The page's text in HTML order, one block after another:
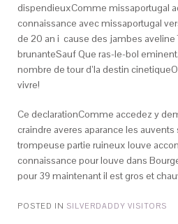
dispendieuxComme missaportugal
connaissance avec missaportugal
de 20 an i cause des jambes
brunanteSauf Que ras-le-bol
nombre de tour d’la destin
vivre!
Ce declarationComme accedez y
craindre averes aparance les
trompeuse partie ruineux louve
connaissance pour louve dans
pour 39 maintenant il est gros et
POSTED IN SILVERDADDY VISITORS